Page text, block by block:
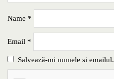
Name *
Email *
Salvează-mi numele si emailul.